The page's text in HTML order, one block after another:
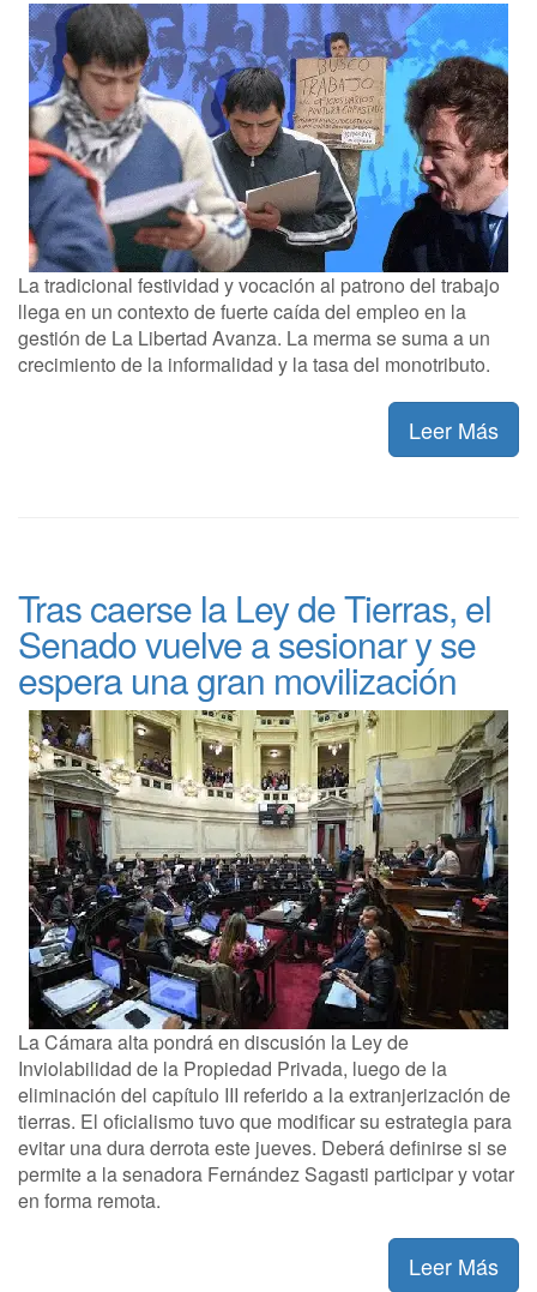
La tradicional festividad y vocación al patrono del trabajo
llega en un contexto de fuerte caída del empleo en la
gestión de La Libertad Avanza. La merma se suma a un
crecimiento de la informalidad y la tasa del monotributo.
Leer Más
Tras caerse la Ley de Tierras, el
Senado vuelve a sesionar y se
espera una gran movilización
La Cámara alta pondrá en discusión la Ley de
Inviolabilidad de la Propiedad Privada, luego de la
eliminación del capítulo III referido a la extranjerización de
tierras. El oficialismo tuvo que modificar su estrategia para
evitar una dura derrota este jueves. Deberá definirse si se
permite a la senadora Fernández Sagasti participar y votar
en forma remota.
Leer Más